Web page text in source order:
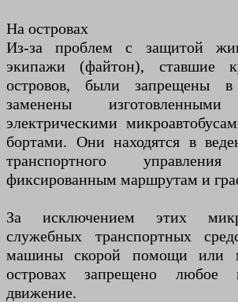
На островах
Из-за проблем с защитой
экипажи (файтон), ставшие
островов, были запрещены
заменены
электрическими
бортами. Они находятся в
транспортного
фиксированным маршрутам и
За исключением этих
служебных транспортных
машины скорой помощи или
островах запрещено любое
движение.